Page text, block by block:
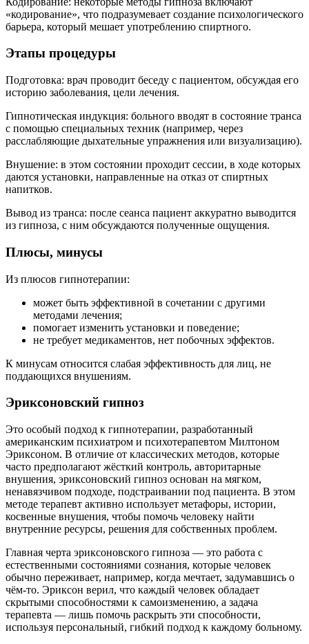
«кодирование», что подразумевает создание психологического
барьера, который мешает употреблению спиртного.
Этапы процедуры
Подготовка: врач проводит беседу с пациентом, обсуждая его
историю заболевания, цели лечения.
Гипнотическая индукция: больного вводят в состояние транса
с помощью специальных техник (например, через
расслабляющие дыхательные упражнения или визуализацию).
Внушение: в этом состоянии проходит сессии, в ходе которых
даются установки, направленные на отказ от спиртных
напитков.
Вывод из транса: после сеанса пациент аккуратно выводится
из гипноза, с ним обсуждаются полученные ощущения.
Плюсы, минусы
Из плюсов гипнотерапии:
может быть эффективной в сочетании с другими
методами лечения;
помогает изменить установки и поведение;
не требует медикаментов, нет побочных эффектов.
К минусам относится слабая эффективность для лиц, не
поддающихся внушениям.
Эриксоновский гипноз
Это особый подход к гипнотерапии, разработанный
американским психиатром и психотерапевтом Милтоном
Эриксоном. В отличие от классических методов, которые
часто предполагают жёсткий контроль, авторитарные
внушения, эриксоновский гипноз основан на мягком,
ненавязчивом подходе, подстраивании под пациента. В этом
методе терапевт активно использует метафоры, истории,
косвенные внушения, чтобы помочь человеку найти
внутренние ресурсы, решения для собственных проблем.
Главная черта эриксоновского гипноза — это работа с
естественными состояниями сознания, которые человек
обычно переживает, например, когда мечтает, задумавшись о
чём-то. Эриксон верил, что каждый человек обладает
скрытыми способностями к самоизменению, а задача
терапевта — лишь помочь раскрыть эти способности,
используя персональный, гибкий подход к каждому больному.